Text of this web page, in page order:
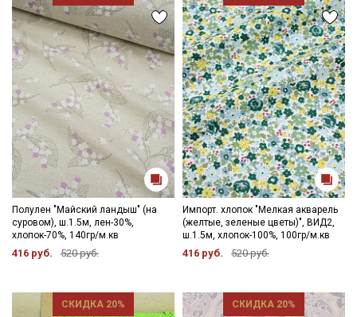
Полулен "Майский ландыш" (на
суровом), ш.1.5м, лен-30%,
хлопок-70%, 140гр/м.кв
416 руб. 520 руб.
Импорт. хлопок "Мелкая акварель
(желтые, зеленые цветы)", ВИД2,
ш.1.5м, хлопок-100%, 100гр/м.кв
416 руб. 520 руб.
СКИДКА 20% СКИДКА 20%